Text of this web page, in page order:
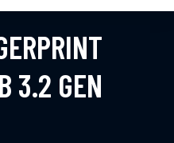
3.2 GEN